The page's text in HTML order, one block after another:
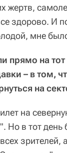
жертв,
здорово. И
мне
прямо на
– в том,
на
на
Но в тот
зрителей,